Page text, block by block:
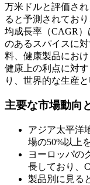
万米ドルと評価さ
ると予測されてお
均成長率（CAGR
のあるスパイスに
料、健康製品にお
健康上の利点に対
り、世界的な生産
主要な市場動向
アジア太平洋
場の50%以上
ヨーロッパの
長しており、
製品別に見る